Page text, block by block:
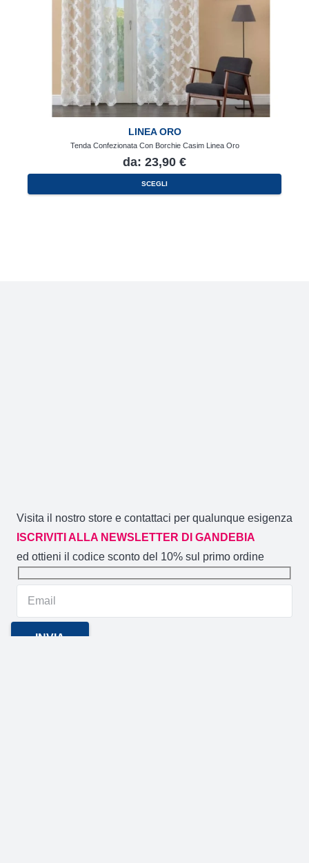
LINEA ORO
Tenda Confezionata Con Borchie Casim Linea Oro
da: 23,90 €
SCEGLI
Questo
Visita il nostro store e contattaci per qualunque esigenza
ISCRIVITI ALLA NEWSLETTER DI GANDEBIA
ed ottieni il codice sconto del 10% sul primo ordine